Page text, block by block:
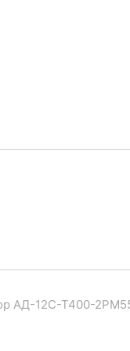
АД-12С-Т400-